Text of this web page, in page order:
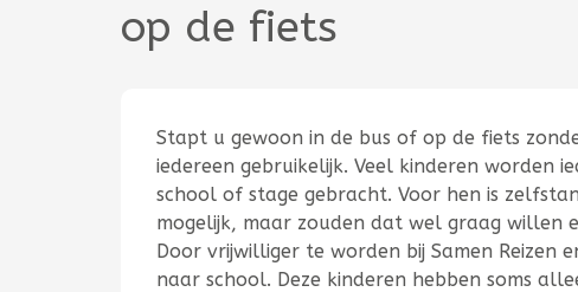
op de fiets
Stapt u gewoon in de bus of op de fiets
iedereen gebruikelijk. Veel kinderen worden
school of stage gebracht. Voor hen is
mogelijk, maar zouden dat wel graag willen
Door vrijwilliger te worden bij Samen Reizen
naar school. Deze kinderen hebben soms